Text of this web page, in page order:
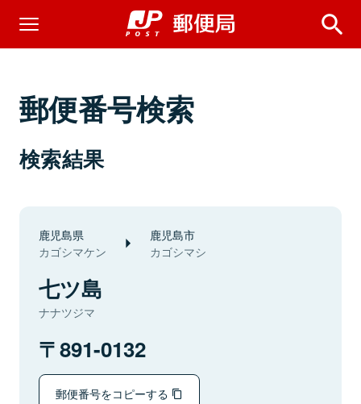
郵便番号検索
検索結果
鹿児島県
カゴシマケン
鹿児島市
カゴシマシ
七ツ島
ナナツジマ
891-0132
郵便番号をコピーする